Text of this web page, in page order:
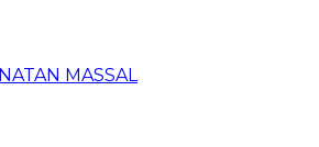
MASSAL